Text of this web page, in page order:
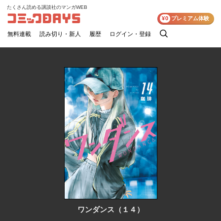
コミックDAYS
たくさん読める講談社のマンガWEB
無料連載 読み切り・新人 履歴 ログイン・登録
検
¥0 プレミアム体験
ワンダンス（１４）